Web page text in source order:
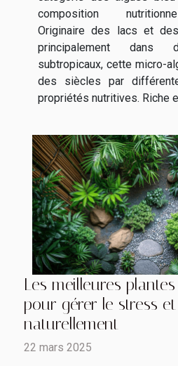
composition
Originaire des lacs et
principalement dans
subtropicaux, cette micro-
des siècles par
propriétés nutritives. Riche
Les meilleures
pour gérer le stress
naturellement
22 mars 2025